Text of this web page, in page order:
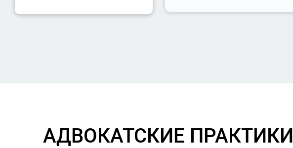
АДВОКАТСКИЕ ПРАКТИКИ